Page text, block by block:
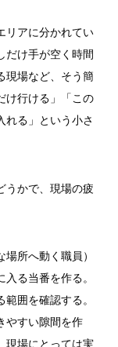
リアに分かれてい
だけ手が空く時間
現場など、そう簡
け行ける」「この
れる」という小さ
うかで、現場の疲
所へ動く職員）
る当番を作る。
囲を確認する。
やすい隙間を作
現場にとっては実